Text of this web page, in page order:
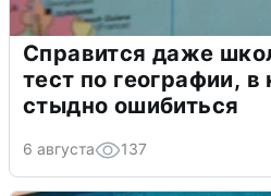
Справится даже
тест по географии, в
стыдно ошибиться
6 августа 137